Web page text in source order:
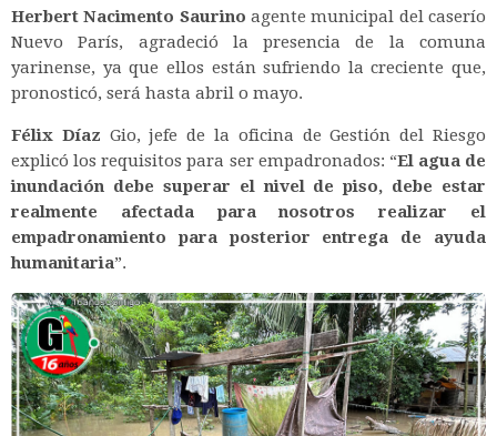
Herbert Nacimento Saurino agente municipal del caserío
Nuevo París, agradeció la presencia de la comuna
yarinense, ya que ellos están sufriendo la creciente que,
pronosticó, será hasta abril o mayo.
Félix Díaz Gio, jefe de la oficina de Gestión del Riesgo
explicó los requisitos para ser empadronados: “El agua de
inundación debe superar el nivel de piso, debe estar
realmente afectada para nosotros realizar el
empadronamiento para posterior entrega de ayuda
humanitaria”.